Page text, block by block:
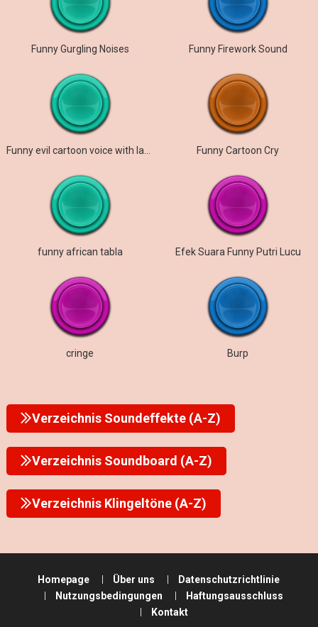
Funny Gurgling Noises Funny Firework Sound
Funny Cartoon Cry
funny african tabla Efek Suara Funny Putri Lucu
cringe Burp
Verzeichnis Soundeffekte (A-Z)
Verzeichnis Soundboard (A-Z)
Verzeichnis Klingeltöne (A-Z)
Homepage Über uns
Datenschutzrichtlinie
Nutzungsbedingungen
Haftungsausschluss
Kontakt